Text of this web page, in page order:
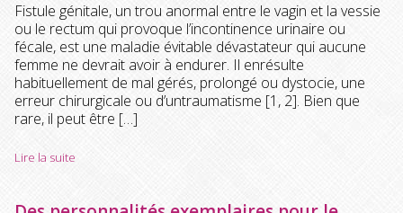
Fistule génitale, un trou anormal entre le vagin et la vessie
ou le rectum qui provoque l’incontinence urinaire ou
fécale, est une maladie évitable dévastateur qui aucune
femme ne devrait avoir à endurer. Il enrésulte
habituellement de mal gérés, prolongé ou dystocie, une
erreur chirurgicale ou d’untraumatisme [1, 2]. Bien que
rare, il peut être […]
Lire la suite